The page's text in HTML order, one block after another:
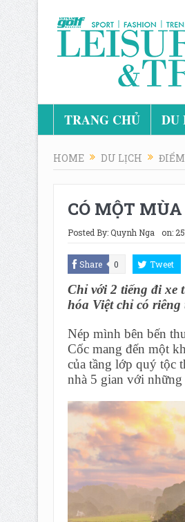
TRANG CHỦ DU
HOME DU LỊCH
CÓ MỘT
Posted By:Quynh Nga on:
Share 0 Tweet
Chỉ với 2 tiếng đi xe
hóa Việt chỉ có riêng
Nép mình bên bến
Cốc mang đến một
của tầng lớp quý tộc
nhà 5 gian với